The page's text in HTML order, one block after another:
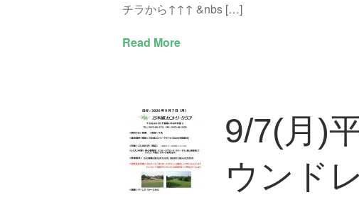
チラから↑↑↑ &nbs […]
Read More
9/7(月)
ウンド